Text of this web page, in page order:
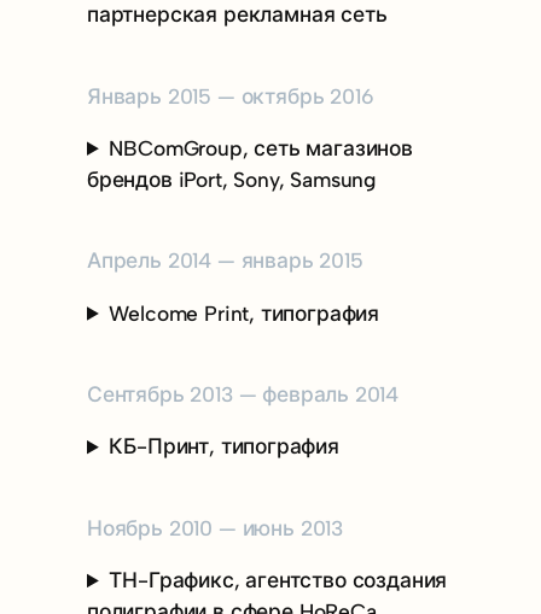
партнерская рекламная сеть
Январь 2015 — октябрь 2016
NBComGroup, сеть магазинов
брендов iPort, Sony, Samsung
Апрель 2014 — январь 2015
Welcome Print, типография
Сентябрь 2013 — февраль 2014
КБ-Принт, типография
Ноябрь 2010 — июнь 2013
ТН-Графикс, агентство создания